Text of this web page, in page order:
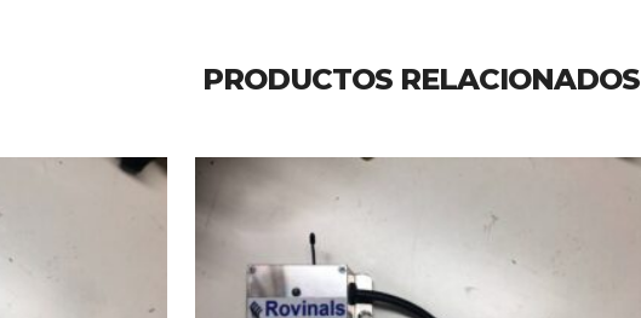
PRODUCTOS RELACIONADOS